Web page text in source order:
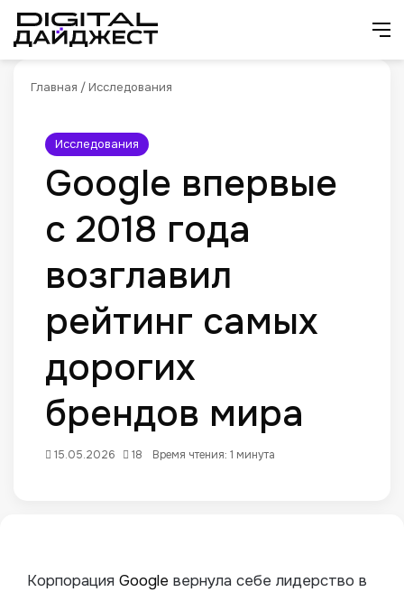
Главная / Исследования
Исследования
Google впервые
с 2018 года
возглавил
рейтинг самых
дорогих
брендов мира
15.05.2026 18 Время чтения: 1 минута
Корпорация Google вернула себе лидерство в